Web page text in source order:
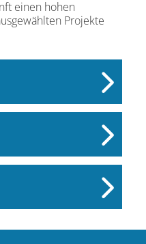
einen hohen
Projekte